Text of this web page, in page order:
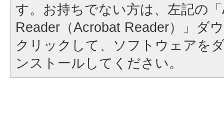
す。お持ちでない方は、左記の
Reader（Acrobat Reader）」ダ
クリックして、ソフトウェアを
ンストールしてください。